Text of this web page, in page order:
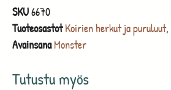
Tutustu myös
SKU6670
Tuoteosastot Koirien herkut ja puruluut,
Avainsana Monster